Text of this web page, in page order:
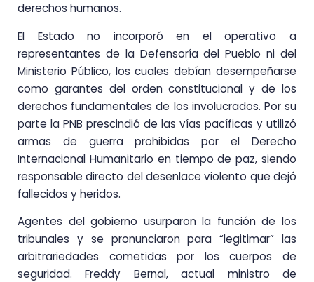
derechos humanos.
El Estado no incorporó en el operativo a
representantes de la Defensoría del Pueblo ni del
Ministerio Público, los cuales debían desempeñarse
como garantes del orden constitucional y de los
derechos fundamentales de los involucrados. Por su
parte la PNB prescindió de las vías pacíficas y utilizó
armas de guerra prohibidas por el Derecho
Internacional Humanitario en tiempo de paz, siendo
responsable directo del desenlace violento que dejó
fallecidos y heridos.
Agentes del gobierno usurparon la función de los
tribunales y se pronunciaron para “legitimar” las
arbitrariedades cometidas por los cuerpos de
seguridad. Freddy Bernal, actual ministro de